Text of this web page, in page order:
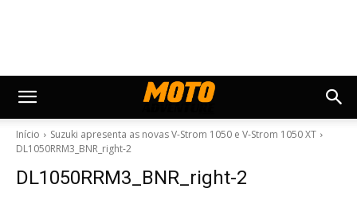
Início
Suzuki apresenta as novas V-Strom 1050 e V-Strom 1050 XT
DL1050RRM3_BNR_right-2
DL1050RRM3_BNR_right-2